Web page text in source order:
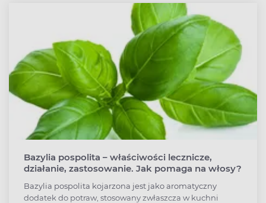
wewnętrznego. Wykazuje silne działania
przeciwkrwotoczne, przeciwzapalne i rozkurczowe.
Zewnętrznie nakładany jest w postaci masek, okładów i
kompresów. Poznaj właściwości lecznicze, działanie i
zastosowanie krwawnika pospolitego.
Bazylia pospolita – właściwości lecznicze,
działanie, zastosowanie. Jak pomaga na włosy?
Bazylia pospolita kojarzona jest jako aromatyczny
dodatek do potraw, stosowany zwłaszcza w kuchni